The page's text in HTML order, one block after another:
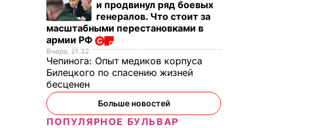
и продвинул ряд боевых
генералов. Что стоит за
масштабными перестановками в
армии РФ
Вчера, 21.32
Чепинога: Опыт медиков корпуса
Билецкого по спасению жизней
бесценен
Больше новостей
ПОПУЛЯРНОЕ БУЛЬВАР